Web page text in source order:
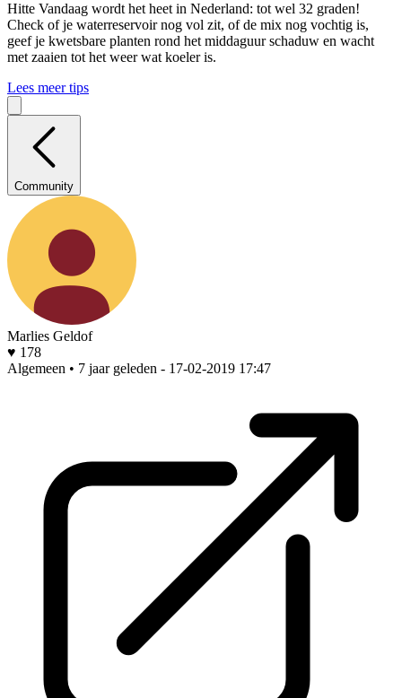
Hitte Vandaag wordt het heet in Nederland: tot wel 32 graden!
Check of je waterreservoir nog vol zit, of de mix nog vochtig is,
geef je kwetsbare planten rond het middaguur schaduw en wacht
met zaaien tot het weer wat koeler is.
Lees meer tips
Community
Marlies Geldof
♥ 178
Algemeen • 7 jaar geleden - 17-02-2019 17:47